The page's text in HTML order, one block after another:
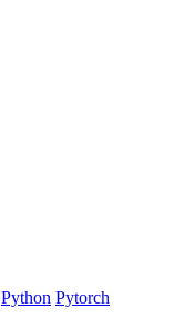
Python Pytorch